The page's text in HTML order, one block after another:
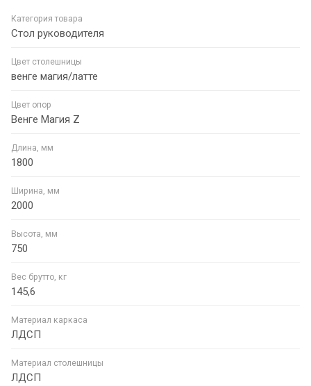
Категория товара
Стол руководителя
Цвет столешницы
венге магия/латте
Цвет опор
Венге Магия Z
Длина, мм
1800
Ширина, мм
2000
Высота, мм
750
Вес брутто, кг
145,6
Материал каркаса
ЛДСП
Материал столешницы
ЛДСП